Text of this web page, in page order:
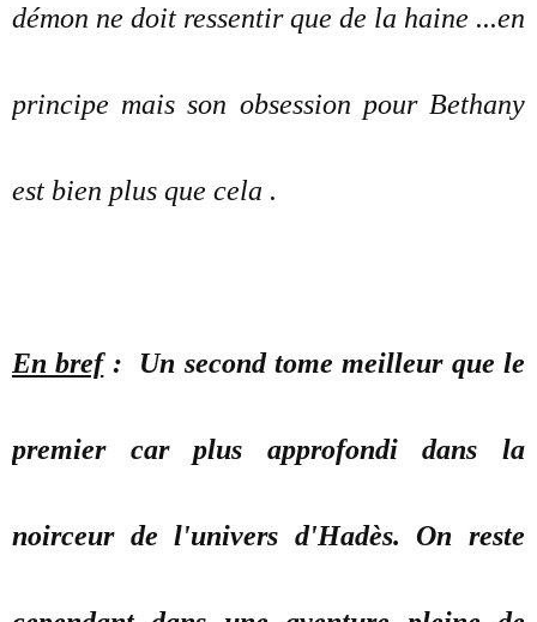
démon ne doit ressentir que de la haine ...en
principe mais son obsession pour Bethany
est bien plus que cela .
En bref: Un second tome meilleur que le
premier car plus approfondi dans la
noirceur de l'univers d'Hadès. On reste